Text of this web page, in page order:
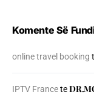
Komente Së
online travel booking
IPTV Francete